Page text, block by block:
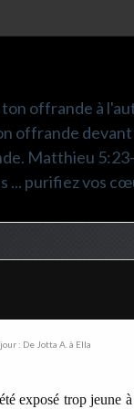
offrande à
offrande
Matthieu 5:23-
... purifiez vos
exposé trop jeune